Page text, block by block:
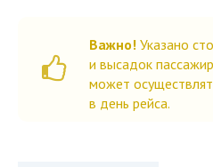
Важно! Указано
и высадок
может
в день рейса.